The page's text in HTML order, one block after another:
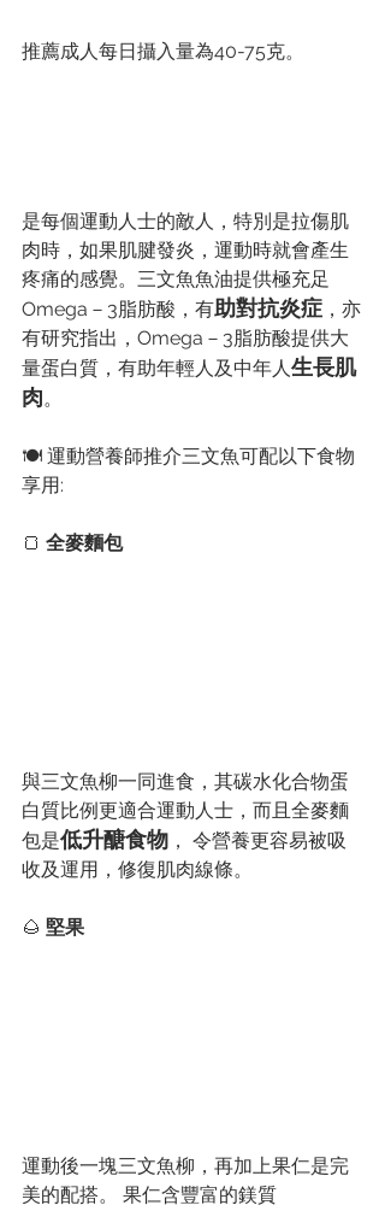
推薦成人每日攝入量為40-75克。
是每個運動人士的敵人，特別是拉傷肌
肉時，如果肌腱發炎，運動時就會產生
疼痛的感覺。三文魚魚油提供極充足
Omega－3脂肪酸，有助對抗炎症 ，亦
有研究指出，Omega－3脂肪酸提供大
量蛋白質，有助年輕人及中年人生長肌
肉。
🍽️ 運動營養師推介三文魚可配以下食物
享用:
🍞 全麥麵包
與三文魚柳一同進食，其碳水化合物蛋
白質比例更適合運動人士，而且全麥麵
包是低升醣食物 ， 令營養更容易被吸
收及運用，修復肌肉線條。
🌰 堅果
運動後一塊三文魚柳，再加上果仁是完
美的配搭。 果仁含豐富的鎂質